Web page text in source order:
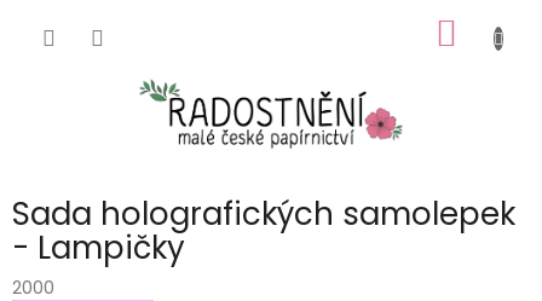
KOŠÍK
Sada holografických samolepek
- Lampičky
2000